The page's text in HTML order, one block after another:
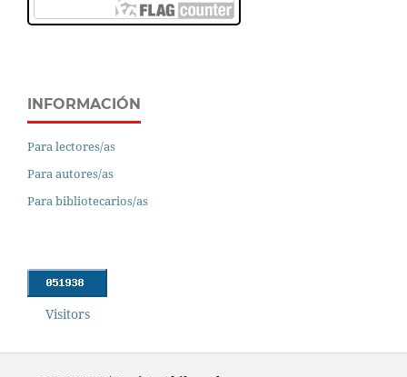
INFORMACIÓN
Para lectores/as
Para autores/as
Para bibliotecarios/as
Visitors